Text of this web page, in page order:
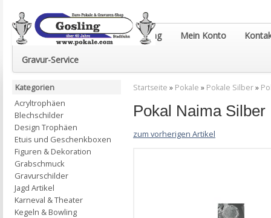
Euro-Pokale & Gravur-Shop Gosling Mein Konto
Gravur-Service
Startseite » Pokale » Pokale Silber»
Pokal Naima
zum vorherigen Artikel
Kategorien
Acryltrophäen
Blechschilder
Design Trophäen
Etuis und Geschenkboxen
Figuren & Dekoration
Grabschmuck
Gravurschilder
Jagd Artikel
Karneval & Theater
Kegeln & Bowling